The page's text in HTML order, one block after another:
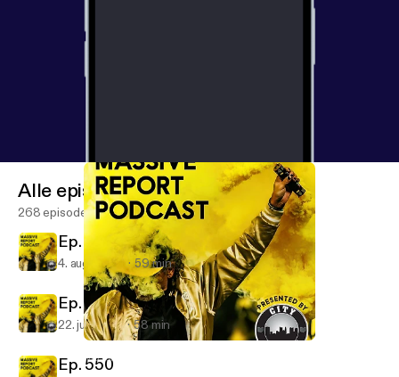
Massive Report Podcast
Alle episoder
268 episoder
Ep. 252
4. aug. 2026 59 min
Ep. 551
22. juli 2026 58 min
Ep. 550